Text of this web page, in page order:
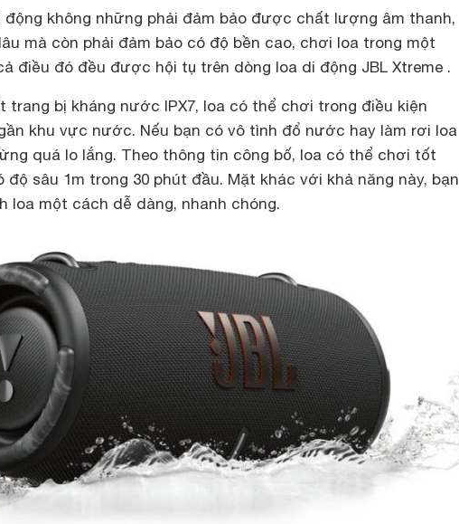
động không những phải đảm bảo được chất lượng âm thanh,
mà còn phải đảm bảo có độ bền cao, chơi loa trong một
điều đó đều được hội tụ trên dòng loa di động JBL Xtreme .
trang bị kháng nước IPX7, loa có thể chơi trong điều kiện
khu vực nước. Nếu bạn có vô tình đổ nước hay làm rơi loa
quá lo lắng. Theo thông tin công bố, loa có thể chơi tốt
sâu 1m trong 30 phút đầu. Mặt khác với khả năng này, bạn
loa một cách dễ dàng, nhanh chóng.